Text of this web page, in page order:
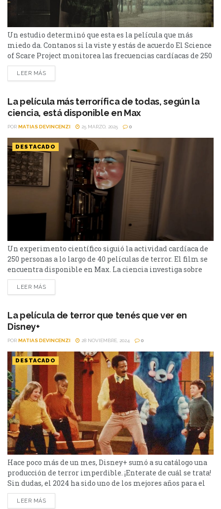
Un estudio determinó que esta es la película que más
miedo da. Contanos si la viste y estás de acuerdo El Science
of Scare Project monitorea las frecuencias cardíacas de 250
participantes para establecer un sistema Scare Score
(puntaje de susto). El estudio estableció que la película de
2012, protagonizada por Ethan Hawke...
LEER MÁS
La película más terrorífica de todas, según la
ciencia, está disponible en Max
POR MATIAS DEVINCENZI 25 MARZO, 2025 0
DESTACADO
Un experimento científico siguió la actividad cardíaca de
250 personas a lo largo de 40 películas de terror. El film se
encuentra disponible en Max. La ciencia investiga sobre
todo, y el séptimo arte no está exento de ella. El
proyecto Science of the Scare, determinó cuál es la película
para ver...
LEER MÁS
La película de terror que tenés que ver en
Disney+
POR MATIAS DEVINCENZI 28 NOVIEMBRE, 2024 0
DESTACADO
Hace poco más de un mes, Disney+ sumó a su catálogo una
producción de terror imperdible. ¡Enterate de cuál se trata!
Sin dudas, el 2024 ha sido uno de los mejores años para el
género de terror. Por eso, desde Cinéfilos te recomendamos
una película disponible en Disney+, que llegó a la
LEER MÁS